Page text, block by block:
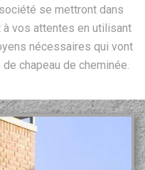
se mettront dans
à vos attentes en utilisant
nécessaires qui vont
chapeau de cheminée.